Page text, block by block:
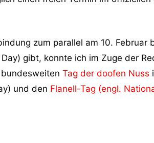
zum parallel am 10. Februar
gibt, konnte ich im Zuge der
Tag der doofen Nuss
und den Flanell-Tag (engl.